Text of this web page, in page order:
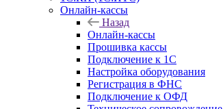
Онлайн-кассы
Назад
Онлайн-кассы
Прошивка кассы
Подключение к 1С
Настройка оборудования
Регистрация в ФНС
Подключение к ОФД